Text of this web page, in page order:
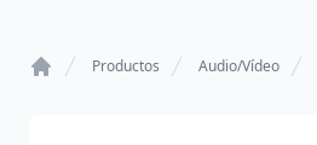
Productos Audio/Vídeo